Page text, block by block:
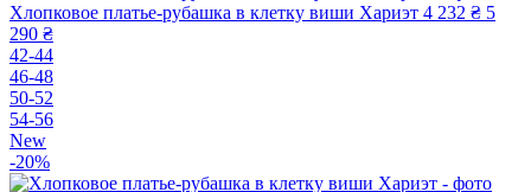
Хлопковое платье-рубашка в клетку виши Хариэт 4 232 ₴ 5
290 ₴
42-44
46-48
50-52
54-56
New
-20%